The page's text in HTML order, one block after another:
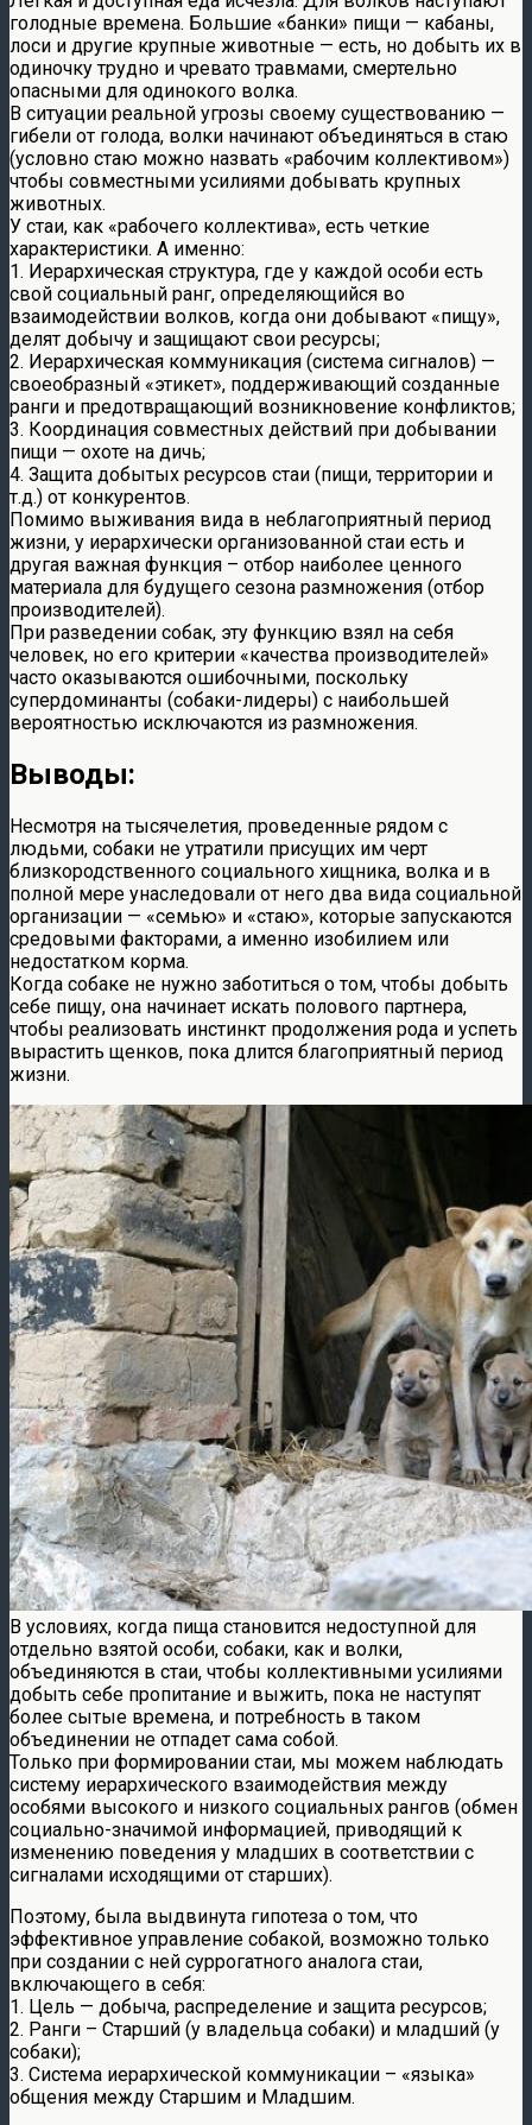
голодные времена. Большие «банки» пищи — кабаны,
лоси и другие крупные животные — есть, но добыть их в
одиночку трудно и чревато травмами, смертельно
опасными для одинокого волка.
В ситуации реальной угрозы своему существованию —
гибели от голода, волки начинают объединяться в стаю
(условно стаю можно назвать «рабочим коллективом»)
чтобы совместными усилиями добывать крупных
животных.
У стаи, как «рабочего коллектива», есть четкие
характеристики. А именно:
1. Иерархическая структура, где у каждой особи есть
свой социальный ранг, определяющийся во
взаимодействии волков, когда они добывают «пищу»,
делят добычу и защищают свои ресурсы;
2. Иерархическая коммуникация (система сигналов) —
своеобразный «этикет», поддерживающий созданные
ранги и предотвращающий возникновение конфликтов;
3. Координация совместных действий при добывании
пищи — охоте на дичь;
4. Защита добытых ресурсов стаи (пищи, территории и
т.д.) от конкурентов.
Помимо выживания вида в неблагоприятный период
жизни, у иерархически организованной стаи есть и
другая важная функция – отбор наиболее ценного
материала для будущего сезона размножения (отбор
производителей).
При разведении собак, эту функцию взял на себя
человек, но его критерии «качества производителей»
часто оказываются ошибочными, поскольку
супердоминанты (собаки-лидеры) с наибольшей
вероятностью исключаются из размножения.
Выводы:
Несмотря на тысячелетия, проведенные рядом с
людьми, собаки не утратили присущих им черт
близкородственного социального хищника, волка и в
полной мере унаследовали от него два вида социальной
организации — «семью» и «стаю», которые запускаются
средовыми факторами, а именно изобилием или
недостатком корма.
Когда собаке не нужно заботиться о том, чтобы добыть
себе пищу, она начинает искать полового партнера,
чтобы реализовать инстинкт продолжения рода и успеть
вырастить щенков, пока длится благоприятный период
жизни.
В условиях, когда пища становится недоступной для
отдельно взятой особи, собаки, как и волки,
объединяются в стаи, чтобы коллективными усилиями
добыть себе пропитание и выжить, пока не наступят
более сытые времена, и потребность в таком
объединении не отпадет сама собой.
Только при формировании стаи, мы можем наблюдать
систему иерархического взаимодействия между
особями высокого и низкого социальных рангов (обмен
социально-значимой информацией, приводящий к
изменению поведения у младших в соответствии с
сигналами исходящими от старших).
Поэтому, была выдвинута гипотеза о том, что
эффективное управление собакой, возможно только
при создании с ней суррогатного аналога стаи,
включающего в себя:
1. Цель — добыча, распределение и защита ресурсов;
2. Ранги – Старший (у владельца собаки) и младший (у
собаки);
3. Система иерархической коммуникации – «языка»
общения между Старшим и Младшим.